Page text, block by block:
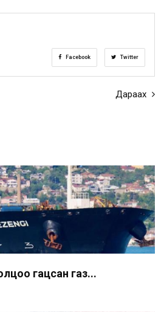
Facebook Twitter
Дараах
гацсан газ...